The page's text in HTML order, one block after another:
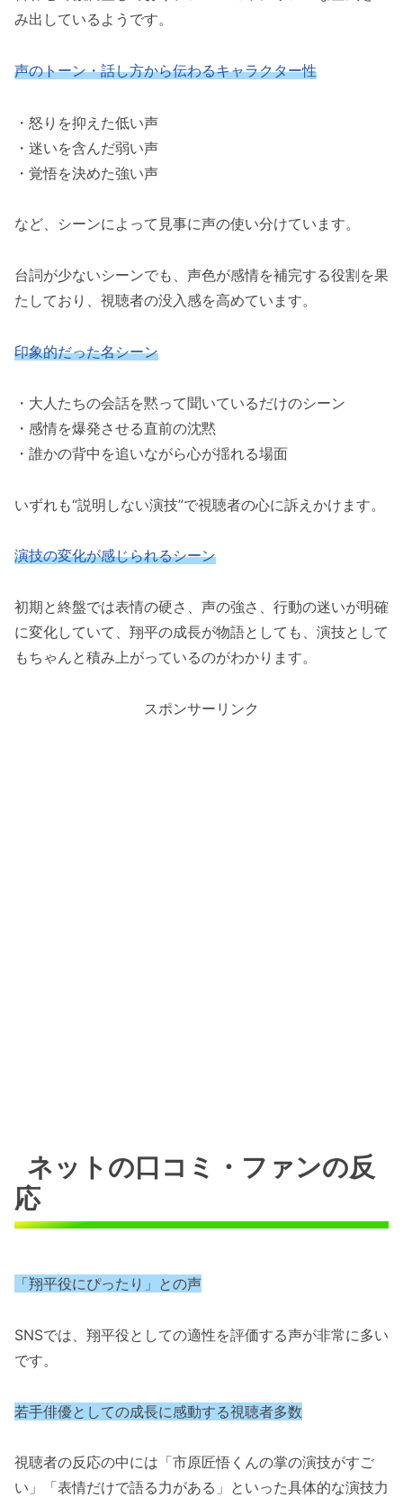
み出しているようです。
声のトーン・話し方から伝わるキャラクター性
・怒りを抑えた低い声
・迷いを含んだ弱い声
・覚悟を決めた強い声
など、シーンによって見事に声の使い分けています。
台詞が少ないシーンでも、声色が感情を補完する役割を果
たしており、視聴者の没入感を高めています。
印象的だった名シーン
・大人たちの会話を黙って聞いているだけのシーン
・感情を爆発させる直前の沈黙
・誰かの背中を追いながら心が揺れる場面
いずれも“説明しない演技”で視聴者の心に訴えかけます。
演技の変化が感じられるシーン
初期と終盤では表情の硬さ、声の強さ、行動の迷いが明確
に変化していて、翔平の成長が物語としても、演技として
もちゃんと積み上がっているのがわかります。
スポンサーリンク
ネットの口コミ・ファンの反
応
「翔平役にぴったり」との声
SNSでは、翔平役としての適性を評価する声が非常に多い
です。
若手俳優としての成長に感動する視聴者多数
視聴者の反応の中には「市原匠悟くんの掌の演技がすご
い」「表情だけで語る力がある」といった具体的な演技力